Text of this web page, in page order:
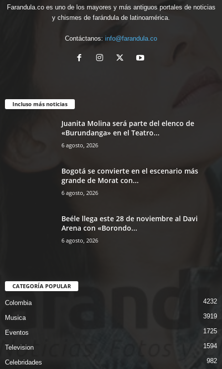
Farandula.co es uno de los mayores y más antiguos portales de noticias
y chismes de farándula de latinoamérica.
Contáctanos: info@farandula.co
Incluso más noticias
Juanita Molina será parte del elenco de
«Burundanga» en el Teatro...
6 agosto, 2026
Bogotá se convierte en el escenario más
grande de Morat con...
6 agosto, 2026
Beéle llega este 28 de noviembre al Davi
Arena con «Borondo...
6 agosto, 2026
CATEGORÍA POPULAR
Colombia 4232
Musica 3919
Eventos 1725
Television 1594
Celebridades 982